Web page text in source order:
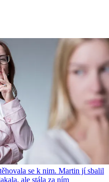
se k nim. Martin jí sbalil
ale stála za ním